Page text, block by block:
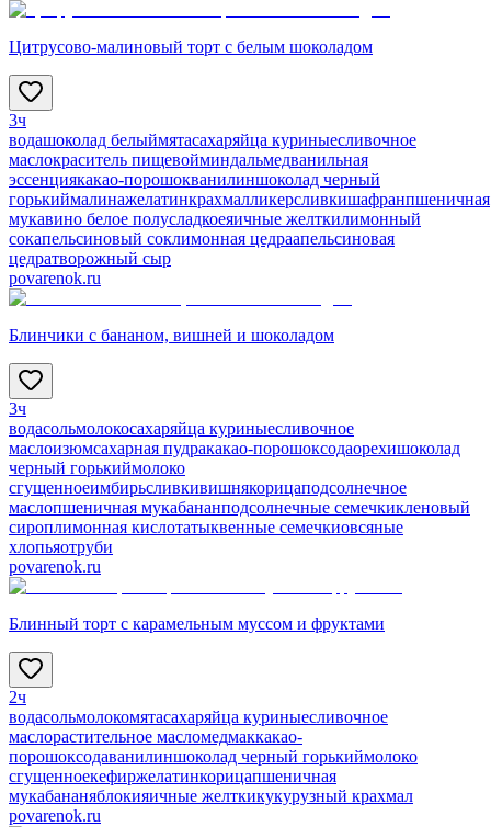
Цитрусово-малиновый торт с белым шоколадом
3ч
водашоколад белыймятасахаряйца куриныесливочное
маслокраситель пищевойминдальмедванильная
эссенциякакао-порошокванилиншоколад черный
горькиймалинажелатинкрахмалликерсливкишафранпшеничная
мукавино белое полусладкоеяичные желткилимонный
сокапельсиновый соклимонная цедраапельсиновая
цедратворожный сыр
povarenok.ru
Блинчики с бананом, вишней и шоколадом
3ч
водасольмолокосахаряйца куриныесливочное
маслоизюмсахарная пудракакао-порошоксодаорехишоколад
черный горькиймолоко
сгущенноеимбирьсливкивишнякорицаподсолнечное
маслопшеничная мукабананподсолнечные семечкикленовый
сироплимонная кислотатыквенные семечкиовсяные
хлопьяотруби
povarenok.ru
Блинный торт с карамельным муссом и фруктами
2ч
водасольмолокомятасахаряйца куриныесливочное
маслорастительное масломедмаккакао-
порошоксодаванилиншоколад черный горькиймолоко
сгущенноекефиржелатинкорицапшеничная
мукабананяблокияичные желткикукурузный крахмал
povarenok.ru